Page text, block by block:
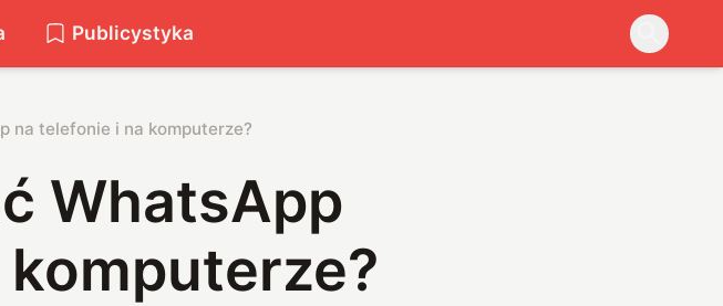
Publicystyka
na telefonie i na komputerze?
WhatsApp